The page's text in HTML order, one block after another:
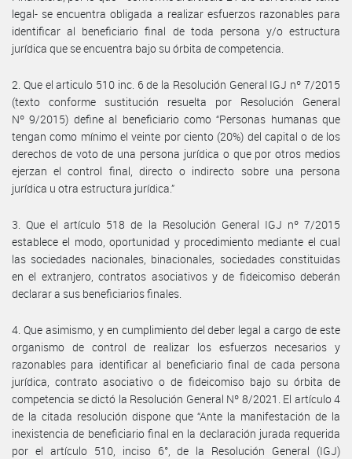
legal- se encuentra obligada a realizar esfuerzos razonables para
identificar al beneficiario final de toda persona y/o estructura
jurídica que se encuentra bajo su órbita de competencia.
2. Que el articulo 510 inc. 6 de la Resolución General IGJ nº 7/2015
(texto conforme sustitución resuelta por Resolución General
Nº 9/2015) define al beneficiario como “Personas humanas que
tengan como mínimo el veinte por ciento (20%) del capital o de los
derechos de voto de una persona jurídica o que por otros medios
ejerzan el control final, directo o indirecto sobre una persona
jurídica u otra estructura jurídica.”
3. Que el artículo 518 de la Resolución General IGJ nº 7/2015
establece el modo, oportunidad y procedimiento mediante el cual
las sociedades nacionales, binacionales, sociedades constituidas
en el extranjero, contratos asociativos y de fideicomiso deberán
declarar a sus beneficiarios finales.
4. Que asimismo, y en cumplimiento del deber legal a cargo de este
organismo de control de realizar los esfuerzos necesarios y
razonables para identificar al beneficiario final de cada persona
jurídica, contrato asociativo o de fideicomiso bajo su órbita de
competencia se dictó la Resolución General Nº 8/2021. El artículo 4
de la citada resolución dispone que “Ante la manifestación de la
inexistencia de beneficiario final en la declaración jurada requerida
por el artículo 510, inciso 6°, de la Resolución General (IGJ)